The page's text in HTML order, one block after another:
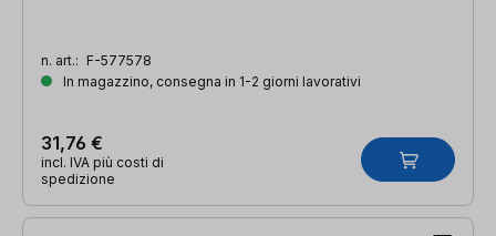
n. art.: F-577578
In magazzino, consegna in 1-2 giorni lavorativi
31,76 €
incl. IVA più costi di
spedizione